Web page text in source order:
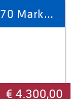
Lastenfahrrad- Packster 70 Marke: Riese & Müller
€ 4.300,00